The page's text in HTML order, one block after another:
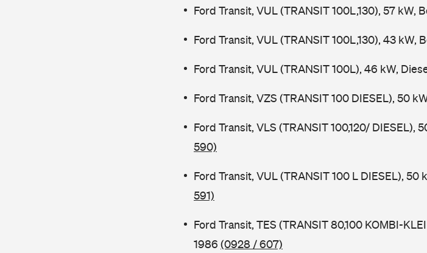
Ford Transit, VUL (TRANSIT 100L,130), 57 kW,
Ford Transit, VUL (TRANSIT 100L,130), 43 kW,
Ford Transit, VUL (TRANSIT 100L), 46 kW,
Ford Transit, VZS (TRANSIT 100 DIESEL), 50
Ford Transit, VLS (TRANSIT 100,120/ DIESEL),
590)
Ford Transit, VUL (TRANSIT 100 L DIESEL),
591)
Ford Transit, TES (TRANSIT 80,100 KOMBI-
1986 (0928 / 607)